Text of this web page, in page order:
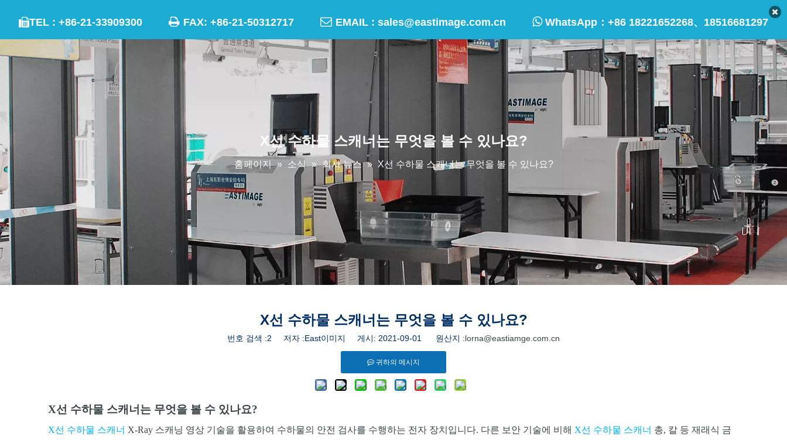
TEL : +86-21-33909300  FAX: +86-21-50312717  EMAIL : sales@eastimage.com.cn WhatsApp： +86 18221652268、18516681297
X선 수하물 스캐너는 무엇을 볼 수 있나요?
홈페이지 » 소식 » 회사 뉴스 » X선 수하물 스캐너는 무엇을 볼 수 있나요?
X선 수하물 스캐너는 무엇을 볼 수 있나요?
번호 검색 :2 저자 :East이미지 게시: 2021-09-01 원산지 :lorna@eastiamge.com.cn
귀하의 메시지
X선 수하물 스캐너는 무엇을 볼 수 있나요?
X선 수하물 스캐너 X-Ray 스캐닝 영상 기술을 활용하여 수하물의 안전 검사를 수행하는 전자 장치입니다. 다른 보안 기술에 비해 X선 수하물 스캐너 총, 칼 등 재래식 금